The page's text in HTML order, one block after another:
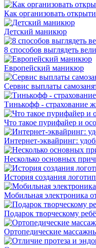
Как организовать
Детский маникюр
8 способов выглядеть
Европейский маникюр
Сервис выплаты
Тинькофф - страхование
Что такое пурифайер и
Интернет-эквайринг:
Несколько основных
История создания
Мобильная электроника
Подарок творческому
Ортопедические